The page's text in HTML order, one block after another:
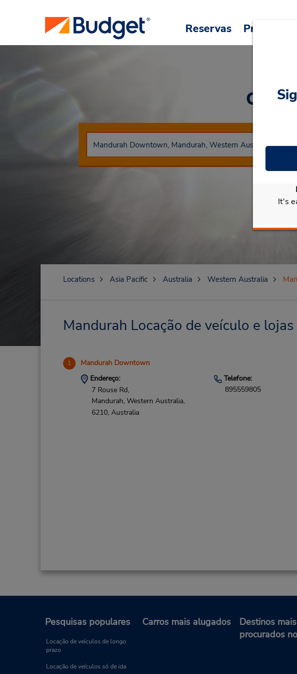
Reservas Promoções
Car
It's
Locations Asia Pacific Australia Western Australia
Mandurah Locação de veículo e
1 Mandurah Downtown
Endereço:
7 Rouse Rd,
Mandurah, Western Australia,
6210, Australia
Telefone:
895559805
Pesquisas populares
Locação de veículos de longo
prazo
Locação de veículos só de ida
Carros mais alugados
Destinos mais
procurados